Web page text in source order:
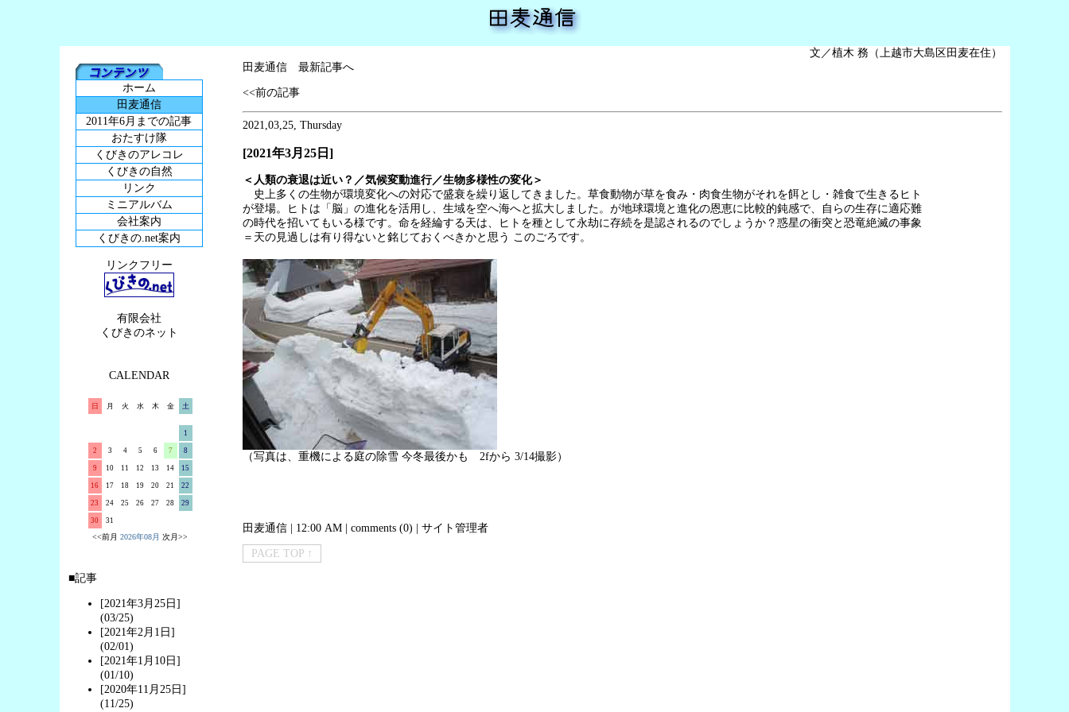
文／植木 務（上越市大島区田麦在住）
ホーム
田麦通信
2011年6月までの記事
おたすけ隊
くびきのアレコレ
くびきの自然
リンク
ミニアルバム
会社案内
くびきの.net案内
リンクフリー
有限会社
くびきのネット
CALENDAR
日 月 火 水 木 金 土
1
2 3 4 5 6 7 8
9 10 11 12 13 14 15
16 17 18 19 20 21 22
23 24 25 26 27 28 29
30 31
<<前月 2026年08月 次月>>
■記事
[2021年3月25日]
(03/25)
[2021年2月1日]
(02/01)
[2021年1月10日]
(01/10)
[2020年11月25日]
(11/25)
田麦通信 最新記事へ
<<前の記事
2021,03,25, Thursday
[2021年3月25日]
＜人類の衰退は近い？／気候変動進行／生物多様性の変化＞
史上多くの生物が環境変化への対応で盛衰を繰り返してきました。草食動物が草を食み・肉食生物がそれを餌とし・雑食で生きるヒト
が登場。ヒトは「脳」の進化を活用し、生域を空へ海へと拡大しました。が地球環境と進化の恩恵に比較的鈍感で、自らの生存に適応難
の時代を招いてもいる様です。命を経綸する天は、ヒトを種として永劫に存続を是認されるのでしょうか？惑星の衝突と恐竜絶滅の事象
＝天の見過しは有り得ないと銘じておくべきかと思う このごろです。
（写真は、重機による庭の除雪 今冬最後かも 2fから 3/14撮影）
田麦通信| 12:00 AM | comments (0) サイト管理者
PAGE TOP ↑